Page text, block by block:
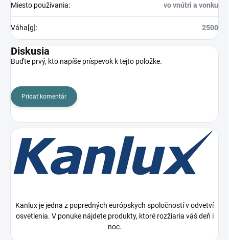
Miesto používania: vo vnútri a vonku
Váha[g]: 2500
Diskusia
Buďte prvý, kto napíše príspevok k tejto položke.
Pridať komentár
Kanlux je jedna z popredných európskych spoločností v odvetví
osvetlenia. V ponuke nájdete produkty, ktoré rozžiaria váš deň i
noc.